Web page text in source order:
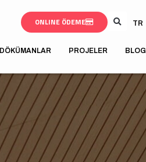
ONLINE ÖDEME TR
DÖKÜMANLAR PROJELER BLOG